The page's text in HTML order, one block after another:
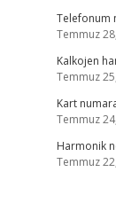
Telefonum
Temmuz
Kalkojen
Temmuz
Kart
Temmuz
Harmonik
Temmuz